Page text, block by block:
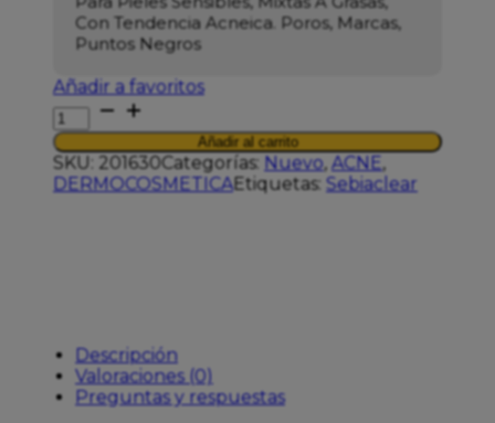
Con Tendencia Acneica. Poros, Marcas,
Puntos Negros
Añadir a favoritos
SEBIACLEAR
MICRO-
PEEL
cantidad
Añadir al carrito
SKU: 201630Categorías: Nuevo, ACNE,
DERMOCOSMETICAEtiquetas: Sebiaclear
Descripción
Valoraciones (0)
Preguntas y respuestas